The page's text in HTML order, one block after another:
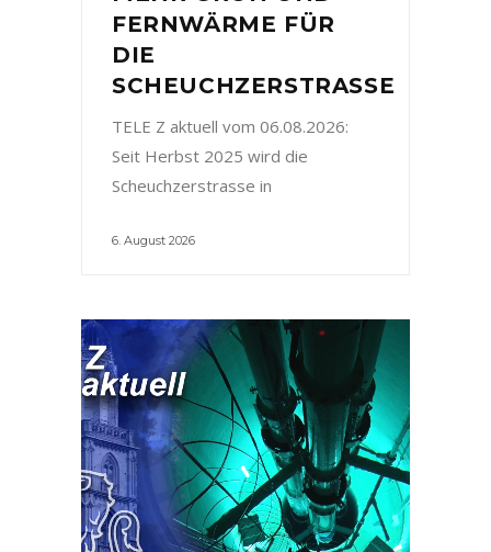
FERNWÄRME FÜR
DIE
SCHEUCHZERSTRASSE
TELE Z aktuell vom 06.08.2026:
Seit Herbst 2025 wird die
Scheuchzerstrasse in
6. August 2026